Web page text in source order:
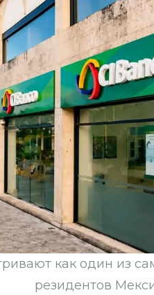
как один из
резидентов